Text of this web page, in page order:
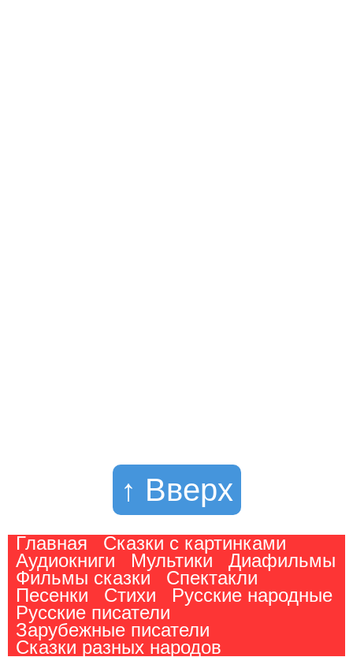
↑ Вверх
Главная
Сказки с картинками
Аудиокниги
Мультики
Диафильмы
Фильмы сказки
Спектакли
Песенки
Стихи
Русские народные
Русские писатели
Зарубежные писатели
Сказки разных народов